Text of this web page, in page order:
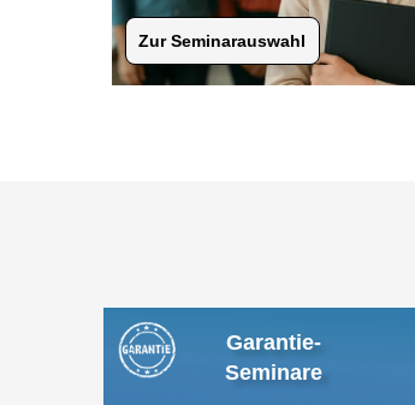
Zur Seminarauswahl
Garantie-
Seminare